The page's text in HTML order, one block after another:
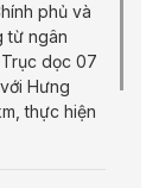
phủ và
từ ngân
dọc 07
Hưng
thực hiện